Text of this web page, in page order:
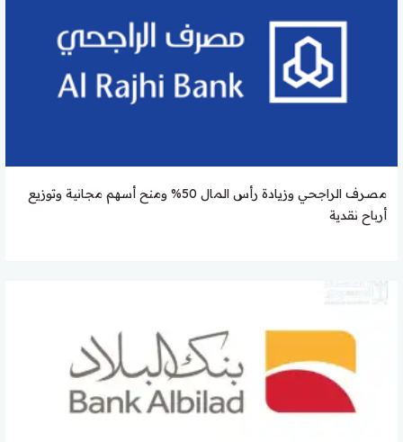
مصرف الراجحي وزيادة رأس المال 50% ومنح أسهم مجانية وتوزيع
أرباح نقدية